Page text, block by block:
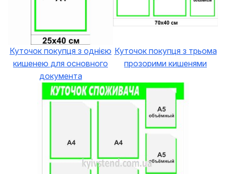
Куточок покупця з однією
кишенею для основного
документа
Куточок покупця з трьома
прозорими кишенями